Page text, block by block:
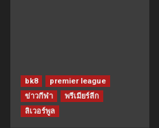
bk8
premier league
ข่าวกีฬา
พรีเมียร์ลีก
ลิเวอร์พูล